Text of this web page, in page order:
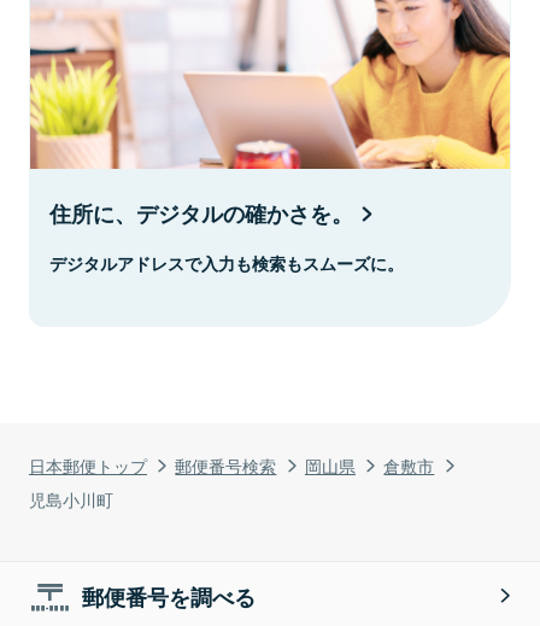
日本郵便トップ 郵便番号検索 岡山県
倉敷市
児島小川町
住所に、デジタルの確かさを。
デジタルアドレスで入力も検索もスムーズに。
郵便番号を調べる